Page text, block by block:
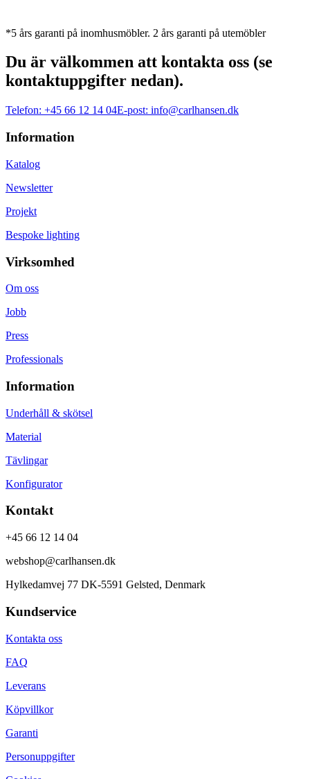
*5 års garanti på inomhusmöbler. 2 års garanti på utemöbler
Du är välkommen att kontakta oss (se
kontaktuppgifter nedan).
Telefon: +45 66 12 14 04E-post: info@carlhansen.dk
Information
Katalog
Newsletter
Projekt
Bespoke lighting
Virksomhed
Om oss
Jobb
Press
Professionals
Information
Underhåll & skötsel
Material
Tävlingar
Konfigurator
Kontakt
+45 66 12 14 04
webshop@carlhansen.dk
Hylkedamvej 77 DK-5591 Gelsted, Denmark
Kundservice
Kontakta oss
FAQ
Leverans
Köpvillkor
Garanti
Personuppgifter